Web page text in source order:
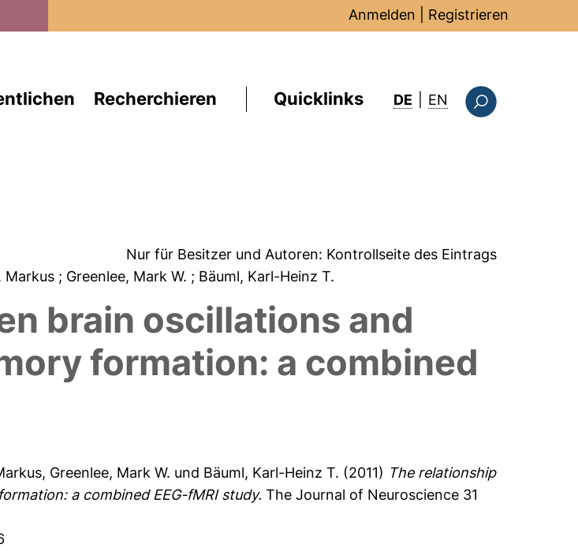
Anmelden Registrieren
Recherchieren Quicklinks DE EN : this page in
Nur für Besitzer und Autoren: Kontrollseite des Eintrags
Markus ; Greenlee, Mark W. ; Bäuml, Karl-Heinz T.
brain oscillations and
formation: a combined
, Greenlee, Mark W. und Bäuml, Karl-Heinz T. (2011) The relationship
a combined EEG-fMRI study. The Journal of Neuroscience 31